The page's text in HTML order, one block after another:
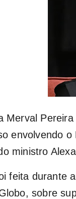
Merval
envolvendo
ministro
feita durante
sobre